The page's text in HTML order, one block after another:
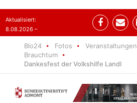
Aktualisiert:
8.08.2026 –
Blo24 Fotos
Veranstaltungen
Brauchtum
Dankesfest der Volkshilfe Landl